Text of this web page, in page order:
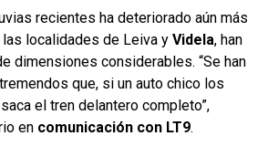
recientes ha deteriorado aún más
localidades de Leiva y Videla, han
dimensiones considerables. “Se han
que, si un auto chico los
el tren delantero completo”,
en comunicación con LT9.